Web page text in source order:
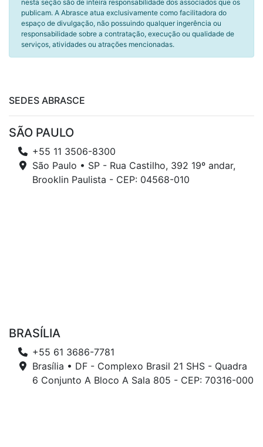
nesta seção são de inteira responsabilidade dos associados que os
publicam. A Abrasce atua exclusivamente como facilitadora do
espaço de divulgação, não possuindo qualquer ingerência ou
responsabilidade sobre a contratação, execução ou qualidade de
serviços, atividades ou atrações mencionadas.
SEDES ABRASCE
SÃO PAULO
+55 11 3506-8300
São Paulo • SP - Rua Castilho, 392 19º andar,
Brooklin Paulista - CEP: 04568-010
BRASÍLIA
+55 61 3686-7781
Brasília • DF - Complexo Brasil 21 SHS - Quadra
6 Conjunto A Bloco A Sala 805 - CEP: 70316-000